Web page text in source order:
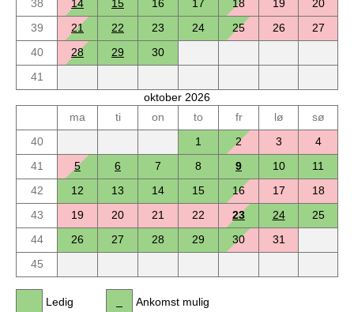
38
14 15 16 17 18 19
20
39
21 22 23 24 25 26
27
40
28 29
30
41
oktober 2026
ma
ti on to fr lø
sø
40
1 2 3
4
41
5 6 7 8 9 10
11
42
12 13 14 15 16 17
18
43
19 20 21 22 23 24
25
44
26 27 28 29 30
31
45
Ledig Ankomst mulig